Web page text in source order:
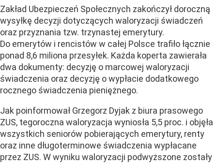
Zakład Ubezpieczeń Społecznych zakończył doroczną
wysyłkę decyzji dotyczących waloryzacji świadczeń
oraz przyznania tzw. trzynastej emerytury.
Do emerytów i rencistów w całej Polsce trafiło łącznie
ponad 8,6 miliona przesyłek. Każda koperta zawierała
dwa dokumenty: decyzję o marcowej waloryzacji
świadczenia oraz decyzję o wypłacie dodatkowego
rocznego świadczenia pieniężnego.
Jak poinformował Grzegorz Dyjak z biura prasowego
ZUS, tegoroczna waloryzacja wyniosła 5,5 proc. i objęła
wszystkich seniorów pobierających emerytury, renty
oraz inne długoterminowe świadczenia wypłacane
przez ZUS. W wyniku waloryzacji podwyższone zostały